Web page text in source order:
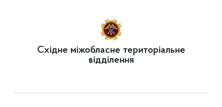
Східне міжобласне територіальне
відділення